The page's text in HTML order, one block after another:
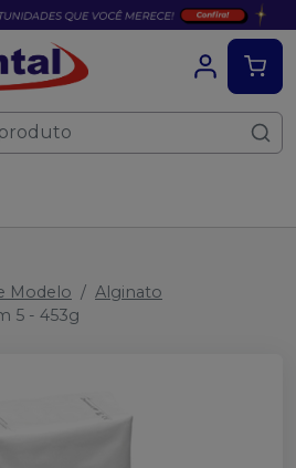
Modelo
Alginato
5 - 453g